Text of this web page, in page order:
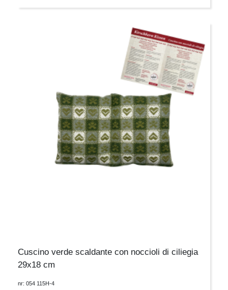
Cuscino verde scaldante con noccioli di ciliegia
29x18 cm
nr: 054 115H-4